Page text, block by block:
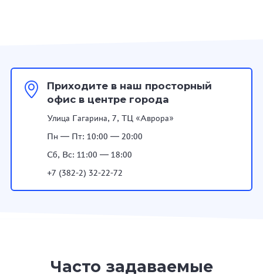
Приходите в наш просторный
офис в центре города
Улица Гагарина, 7, ТЦ «Аврора»
Пн — Пт: 10:00 — 20:00
Сб, Вс: 11:00 — 18:00
+7 (382-2) 32-22-72
Часто задаваемые